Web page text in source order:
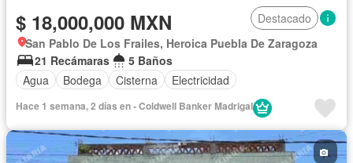
$ 18,000,000 MXN
Destacado
San Pablo De Los Frailes, Heroica Puebla De Zaragoza
21 Recámaras
5 Baños
Agua
Bodega Cisterna Electricidad
Hace 1 semana, 2 días en - Coldwell Banker Madrigal